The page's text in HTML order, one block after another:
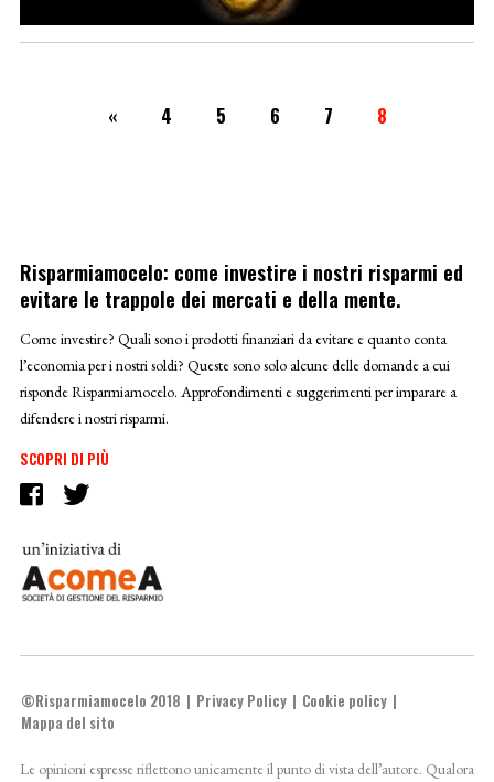
« 4 5 6 7 8
Risparmiamocelo: come investire i nostri risparmi ed
evitare le trappole dei mercati e della mente.
Come investire? Quali sono i prodotti finanziari da evitare e quanto conta
l’economia per i nostri soldi? Queste sono solo alcune delle domande a cui
risponde Risparmiamocelo. Approfondimenti e suggerimenti per imparare a
difendere i nostri risparmi.
SCOPRI DI PIÙ
©Risparmiamocelo 2018 Privacy Policy
Cookie policy
Mappa del sito
Le opinioni espresse riflettono unicamente il punto di vista dell’autore. Qualora